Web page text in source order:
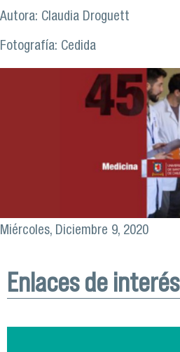
Autora: Claudia Droguett
Fotografía: Cedida
Miércoles, Diciembre 9, 2020
Enlaces de interés